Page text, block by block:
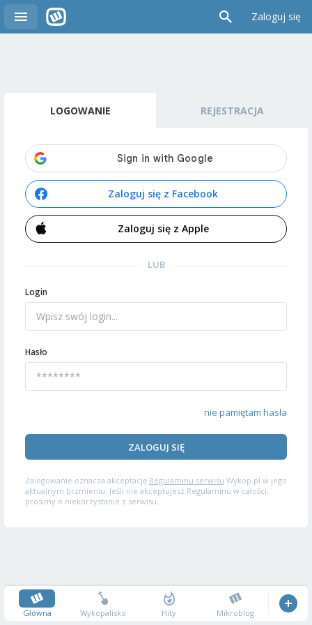
Zaloguj się
LOGOWANIE REJESTRACJA
Zaloguj się z Facebook
Zaloguj się z Apple
LUB
Login
Hasło
nie pamiętam hasła
ZALOGUJ SIĘ
Zalogowanie oznacza akceptację Regulaminu serwisu Wykop.pl w jego
aktualnym brzmieniu. Jeśli nie akceptujesz Regulaminu w całości,
prosimy o niekorzystanie z serwisu.
Główna Wykopalisko Hity Mikroblog